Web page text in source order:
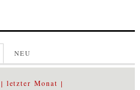
NEU
letzter Monat